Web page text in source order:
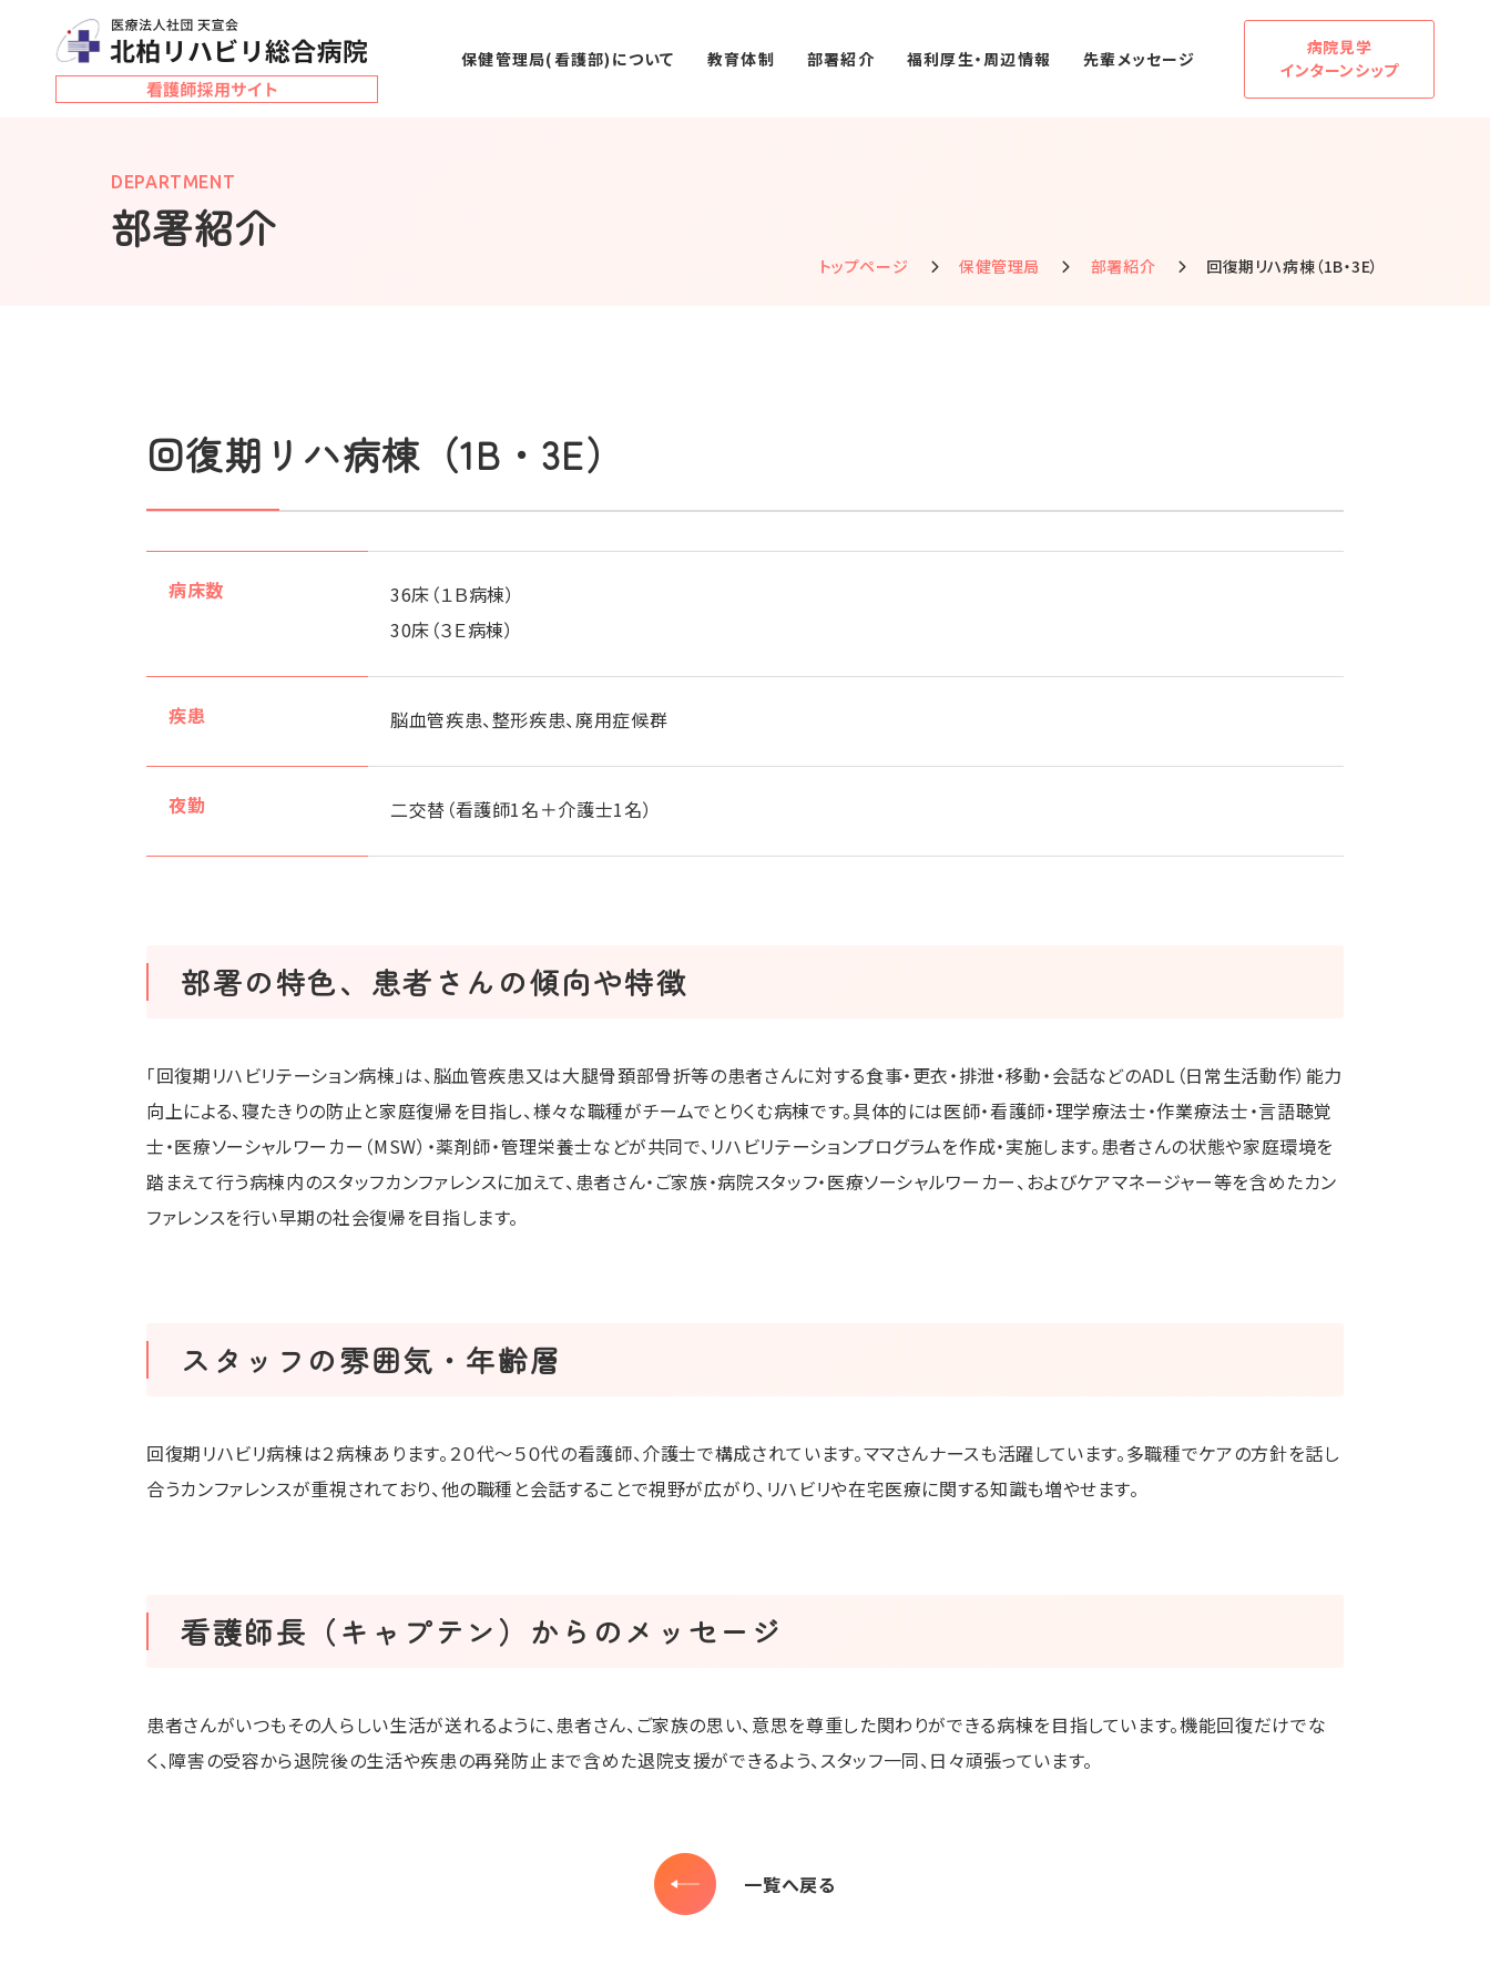
保健管理局(看護部)について 教育体制 部署紹介 福利厚生・周辺情報 先輩メッセージ
病院見学
インターンシップ
DEPARTMENT
部署紹介
トップページ 保健管理局 部署紹介 回復期リハ病棟（1B・3E）
回復期リハ病棟（1B・3E）
病床数
36床（１Ｂ病棟）
30床（３Ｅ病棟）
疾患 脳血管疾患、整形疾患、廃用症候群
夜勤 二交替（看護師1名＋介護士1名）
部署の特色、患者さんの傾向や特徴
「回復期リハビリテーション病棟」は、脳血管疾患又は大腿骨頚部骨折等の患者さんに対する食事・更衣・排泄・移動・会話などのADL（日常生活動作）能力
向上による、寝たきりの防止と家庭復帰を目指し、様々な職種がチームでとりくむ病棟です。具体的には医師・看護師・理学療法士・作業療法士・言語聴覚
士・医療ソーシャルワーカー（MSW）・薬剤師・管理栄養士などが共同で、リハビリテーションプログラムを作成・実施します。患者さんの状態や家庭環境を
踏まえて行う病棟内のスタッフカンファレンスに加えて、患者さん・ご家族・病院スタッフ・医療ソーシャルワーカー、およびケアマネージャー等を含めたカン
ファレンスを行い早期の社会復帰を目指します。
スタッフの雰囲気・年齢層
回復期リハビリ病棟は２病棟あります。２０代～５０代の看護師、介護士で構成されています。ママさんナースも活躍しています。多職種でケアの方針を話し
合うカンファレンスが重視されており、他の職種と会話することで視野が広がり、リハビリや在宅医療に関する知識も増やせます。
看護師長（キャプテン）からのメッセージ
患者さんがいつもその人らしい生活が送れるように、患者さん、ご家族の思い、意思を尊重した関わりができる病棟を目指しています。機能回復だけでな
く、障害の受容から退院後の生活や疾患の再発防止まで含めた退院支援ができるよう、スタッフ一同、日々頑張っています。
一覧へ戻る